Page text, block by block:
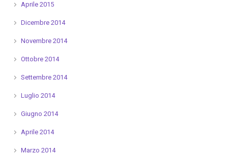
Aprile 2015
Dicembre 2014
Novembre 2014
Ottobre 2014
Settembre 2014
Luglio 2014
Giugno 2014
Aprile 2014
Marzo 2014